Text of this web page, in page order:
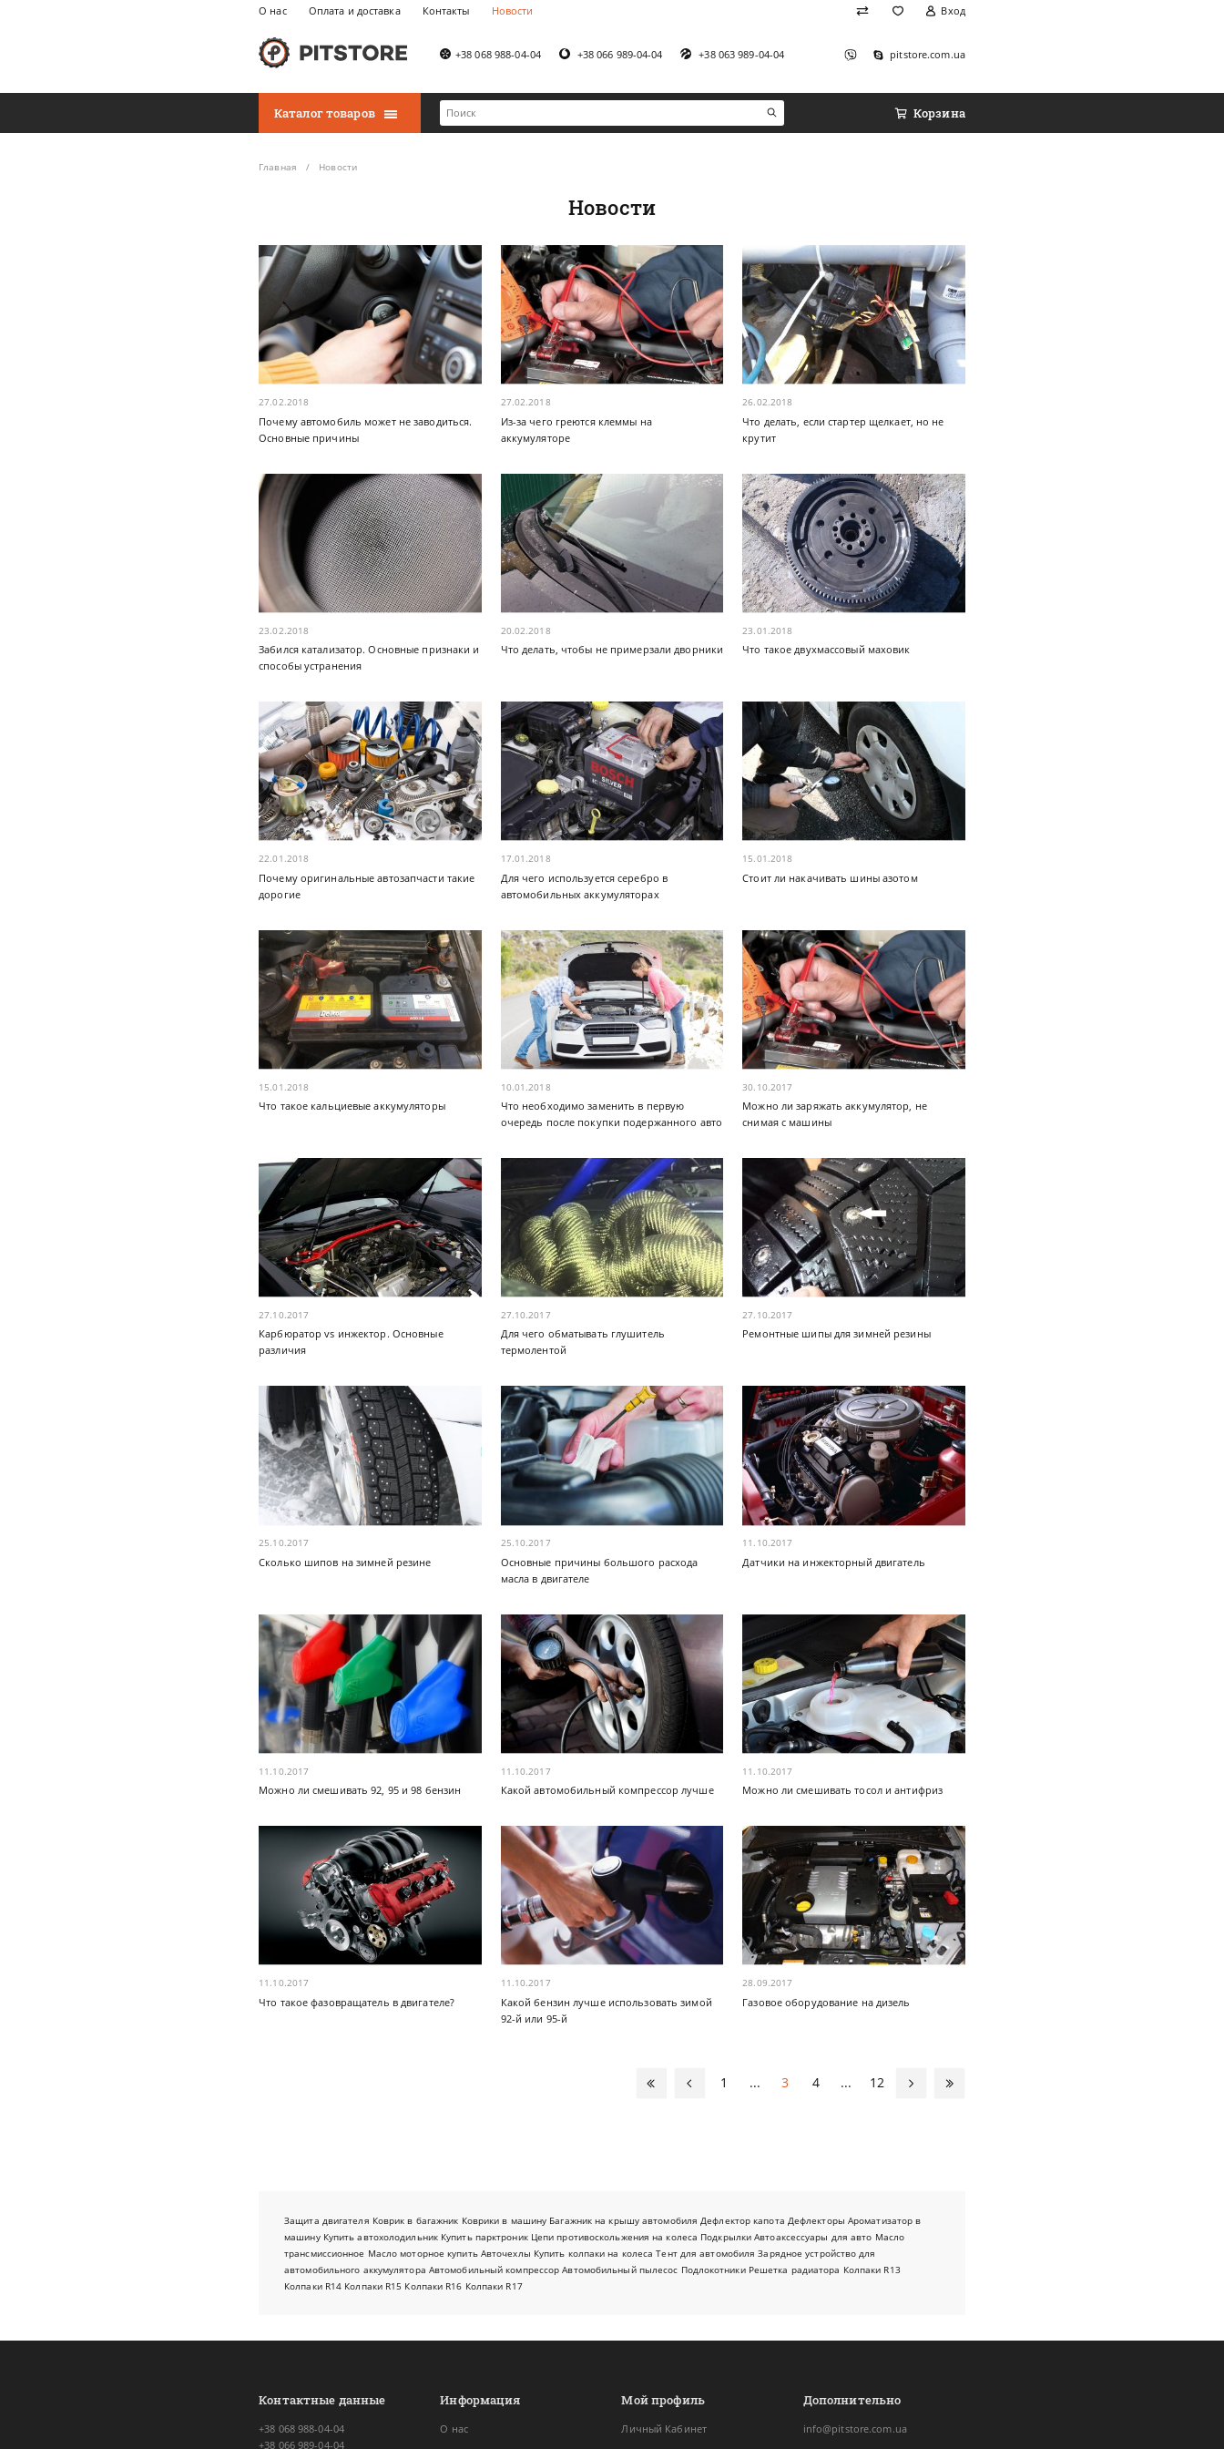
О нас Оплата и доставка Контакты Новости Вход
+38 068 988-04-04 +38 066 989-04-04 +38 063 989-04-04 pitstore.com.ua
Каталог товаров Корзина
Главная Новости
Новости
27.02.2018
Почему автомобиль может не заводиться.
Основные причины
27.02.2018
Из-за чего греются клеммы на
аккумуляторе
26.02.2018
Что делать, если стартер щелкает, но не
крутит
23.02.2018
Забился катализатор. Основные признаки и
способы устранения
20.02.2018
Что делать, чтобы не примерзали дворники
23.01.2018
Что такое двухмассовый маховик
22.01.2018
Почему оригинальные автозапчасти такие
дорогие
17.01.2018
Для чего используется серебро в
автомобильных аккумуляторах
15.01.2018
Стоит ли накачивать шины азотом
15.01.2018
Что такое кальциевые аккумуляторы
10.01.2018
Что необходимо заменить в первую
очередь после покупки подержанного авто
30.10.2017
Можно ли заряжать аккумулятор, не
снимая с машины
27.10.2017
Карбюратор vs инжектор. Основные
различия
27.10.2017
Для чего обматывать глушитель
термолентой
27.10.2017
Ремонтные шипы для зимней резины
25.10.2017
Сколько шипов на зимней резине
25.10.2017
Основные причины большого расхода
масла в двигателе
11.10.2017
Датчики на инжекторный двигатель
11.10.2017
Можно ли смешивать 92, 95 и 98 бензин
11.10.2017
Какой автомобильный компрессор лучше
11.10.2017
Можно ли смешивать тосол и антифриз
11.10.2017
Что такое фазовращатель в двигателе?
11.10.2017
Какой бензин лучше использовать зимой
92-й или 95-й
28.09.2017
Газовое оборудование на дизель
1 ... 3 4 ... 12
Защита двигателя Коврик в багажник Коврики в машину Багажник на крышу автомобиля Дефлектор капота Дефлекторы Ароматизатор в
машину Купить автохолодильник Купить парктроник Цепи противоскольжения на колеса Подкрылки Автоаксессуары для авто Масло
трансмиссионное Масло моторное купить Авточехлы Купить колпаки на колеса Тент для автомобиля Зарядное устройство для
автомобильного аккумулятора Автомобильный компрессор Автомобильный пылесос Подлокотники Решетка радиатора Колпаки R13
Колпаки R14 Колпаки R15 Колпаки R16 Колпаки R17
Контактные данные
+38 068 988-04-04
+38 066 989-04-04
Информация
О нас
Мой профиль
Личный Кабинет
Дополнительно
info@pitstore.com.ua